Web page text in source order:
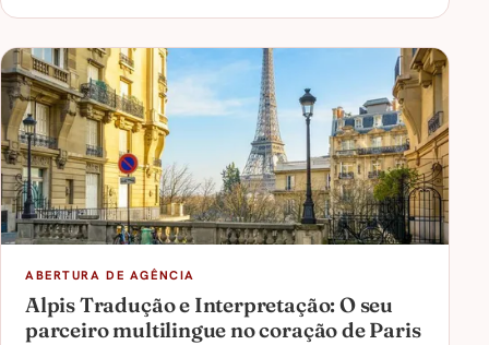
ABERTURA DE AGÊNCIA
Alpis Tradução e Interpretação: O seu
parceiro multilingue no coração de Paris